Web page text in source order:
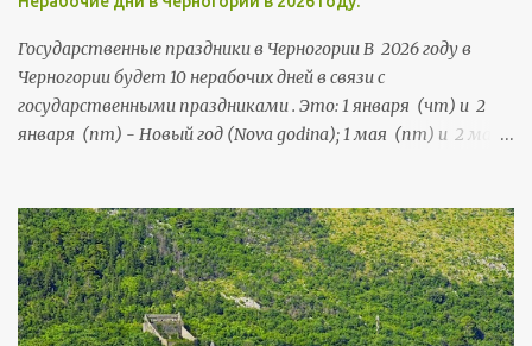
Государственные праздники в Черногории В 2026 году в
Черногории будет 10 нерабочих дней в связи с
государственными праздниками . Это: 1 января (чт) и 2
января (пт) - Новый год (Nova godina); 1 мая (пт) и 2 мая
и 14 июля (вт) - День государственности (Dan državnosti);
13 ноября (пт) и 14 ноября (сб) - Негошев день (Njegošev
dan), праздник черногорской культуры .